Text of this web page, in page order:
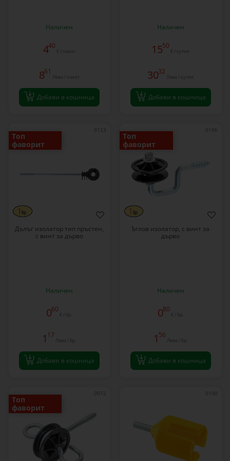
Наличен
440
€ / пакет
861
Лева / пакет
Добави в кошница
Наличен
1550
€ / кутия
3032
Лева / кутия
Добави в кошница
0123
Топ
фаворит
Дълъг изолатор тип пръстен,
с винт за дърво
Наличен
060
€ / бр.
1 17
Лева / бр.
Добави в кошница
Топ
фаворит
Ъглов изолатор, с винт за
дърво
Наличен
080
€ / бр.
1 56
Лева / бр.
Добави в кошница
0072
Топ
фаворит